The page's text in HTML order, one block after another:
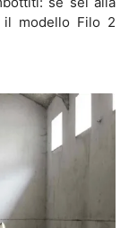
il modello Filo 2